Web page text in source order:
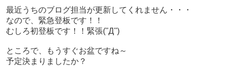
最近うちのブログ担当が更新してくれません・・・
なので、緊急登板です！！
むしろ初登板です！！緊張(''Д'')
ところで、もうすぐお盆ですね～
予定決まりましたか？